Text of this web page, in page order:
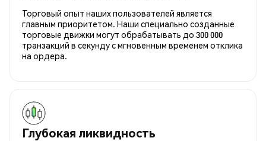
Торговый опыт наших пользователей является
главным приоритетом. Наши специально созданные
торговые движки могут обрабатывать до 300 000
транзакций в секунду с мгновенным временем отклика
на ордера.
Глубокая ликвидность